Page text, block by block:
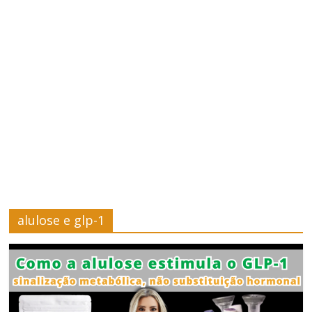
sobre
Cursos,
Finanças
Saúde
e
alulose e glp-1